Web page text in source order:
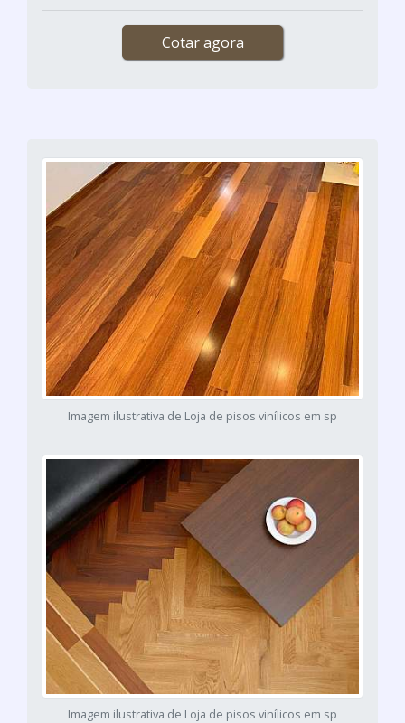
Cotar agora
Imagem ilustrativa de Loja de pisos vinílicos em sp
Imagem ilustrativa de Loja de pisos vinílicos em sp